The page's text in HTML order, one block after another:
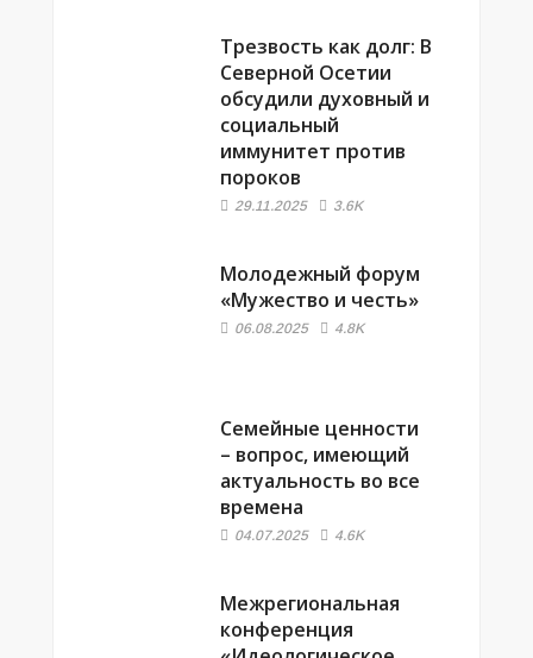
Трезвость как долг: В
Северной Осетии
обсудили духовный и
социальный
иммунитет против
пороков
29.11.2025 3.6K
Молодежный форум
«Мужество и честь»
06.08.2025 4.8K
Семейные ценности
– вопрос, имеющий
актуальность во все
времена
04.07.2025 4.6K
Межрегиональная
конференция